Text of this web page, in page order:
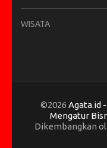
WISATA
©2026 Agata.id
Mengatur
Dikembangkan